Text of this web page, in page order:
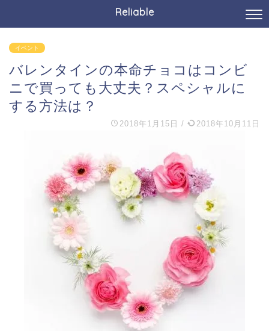
Reliable
イベント
バレンタインの本命チョコはコンビ
ニで買っても大丈夫？スペシャルに
する方法は？
2018年1月15日 / 2018年10月11日